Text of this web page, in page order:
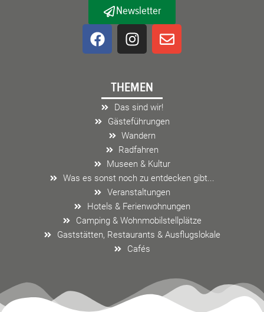
Newsletter
F
a
o
o
I
n
a
g
r
a
m
E
n
p
THEMEN
Das sind wir!
Gästeführungen
Wandern
Radfahren
Museen & Kultur
Was es sonst noch zu entdecken gibt...
Veranstaltungen
Hotels & Ferienwohnungen
Camping & Wohnmobilstellplätze
Gaststätten, Restaurants & Ausflugslokale
Cafés